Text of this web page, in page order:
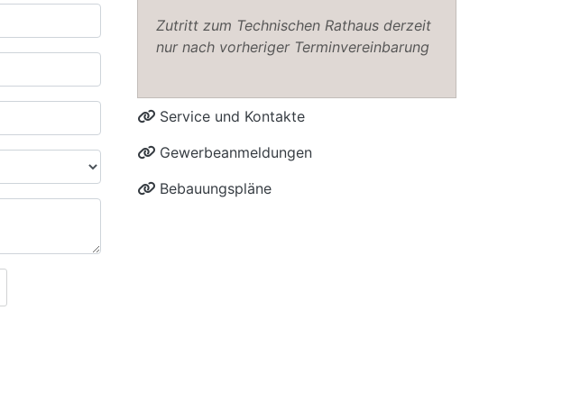
Zutritt zum Technischen Rathaus derzeit
nur nach vorheriger Terminvereinbarung
Service und Kontakte
Gewerbeanmeldungen
Bebauungspläne